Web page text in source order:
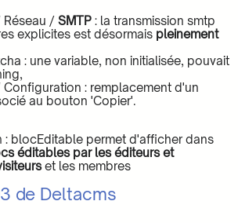
/ SMTP : la transmission smtp
explicites est désormais pleinement
: une variable, non initialisée, pouvait
: remplacement d'un
au bouton 'Copier'.
: blocEditable permet d'afficher dans
éditables par les éditeurs et
et les membres
de Deltacms